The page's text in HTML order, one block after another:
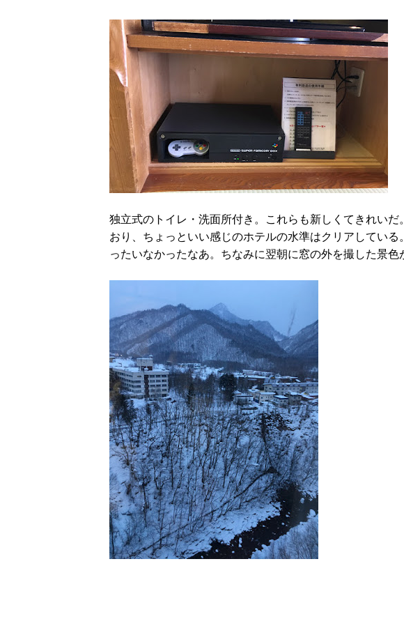
独立式のトイレ・洗面所付き。これらも新しくてきれい
おり、ちょっといい感じのホテルの水準はクリアしてい
ったいなかったなあ。ちなみに翌朝に窓の外を撮した景色